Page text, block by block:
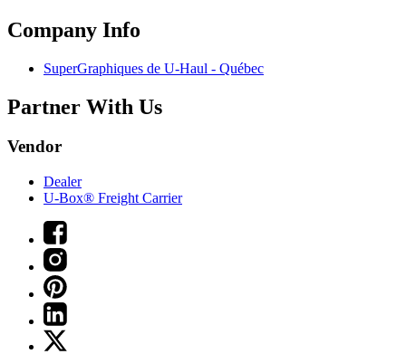
Company Info
SuperGraphiques de U-Haul - Québec
Partner With Us
Vendor
Dealer
U-Box® Freight Carrier